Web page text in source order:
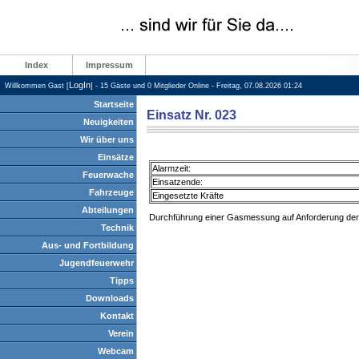
Index Impressum
Willkommen Gast [LogIn] - 15 Gäste und 0 Mitglieder Online - Freitag, 07.08.2026 01:24
Startseite
Neuigkeiten
Wir über uns
Einsätze
Feuerwache
Fahrzeuge
Abteilungen
Technik
Aus- und Fortbildung
Jugendfeuerwehr
Tipps
Downloads
Kontakt
Verein
Webcam
Einsatz Nr. 023
Alarmzeit:
Einsatzende:
Eingesetzte Kräfte
Durchführung einer Gasmessung auf Anforderung